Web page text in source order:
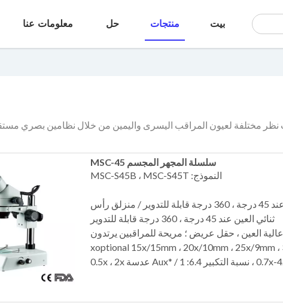
بيت منتجات حل معلومات عنا
مختلفة لعيون المراقب اليسرى واليمين من خلال نظامين بصري
سلسلة المجهر المجسم MSC-45
النموذج: MSC-S45B ، MSC-S45T
عرض الرأس: رأس مجهر منزلق عند 45 درجة ، 360 درجة قابلة للتدوير / منزلق رأس
ثنائي العين عند 45 درجة ، 360 درجة قابلة للتدوير
العدسة: WF10X/20MM عالية العين ، حقل عريض ؛ مريحة للمراقبين يرتدون